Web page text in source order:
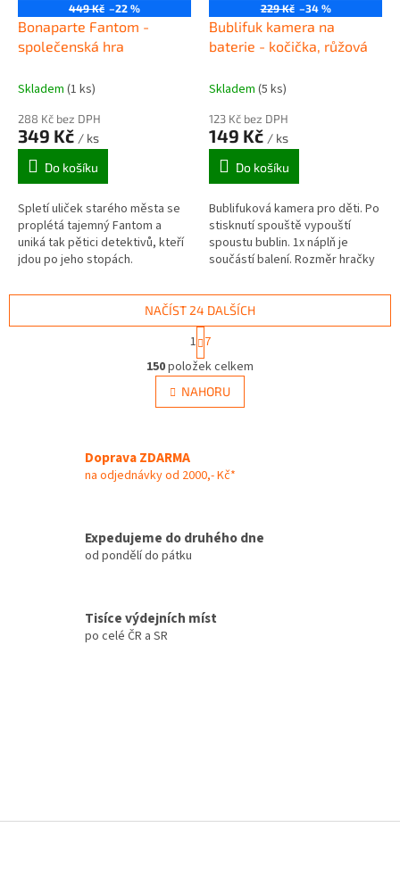
449 Kč –22 %
Bonaparte Fantom -
společenská hra
Skladem (1 ks)
288 Kč bez DPH
349 Kč / ks
Do košíku
Spletí uliček starého města se
proplétá tajemný Fantom a
uniká tak pětici detektivů, kteří
jdou po jeho stopách.
229 Kč –34 %
Bublifuk kamera na
baterie - kočička, růžová
Skladem (5 ks)
123 Kč bez DPH
149 Kč / ks
Do košíku
Bublifuková kamera pro děti. Po
stisknutí spouště vypouští
spoustu bublin. 1x náplň je
součástí balení. Rozměr hračky
AA (nejsou...
O
v
l
á
í
k
p
i
NAČÍST 24 DALŠÍCH
S
t
r
á
n
k
n
í
1 7
150položek celkem
NAHORU
Doprava ZDARMA
na odjednávky od 2000,- Kč*
Expedujeme do druhého dne
od pondělí do pátku
Tisíce výdejních míst
po celé ČR a SR